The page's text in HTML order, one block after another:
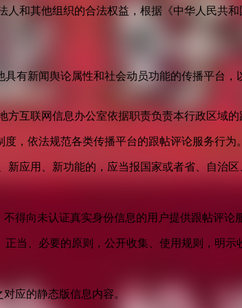
和其他组织的合法权益，根据《中华人民共
有新闻舆论属性和社会动员功能的传播平台
互联网信息办公室依据职责负责本行政区域
，依法规范各类传播平台的跟帖评论服务行为
应用、新功能的，应当报国家或者省、自治
得向未认证真实身份信息的用户提供跟帖评论
当、必要的原则，公开收集、使用规则，明
应的静态版信息内容。